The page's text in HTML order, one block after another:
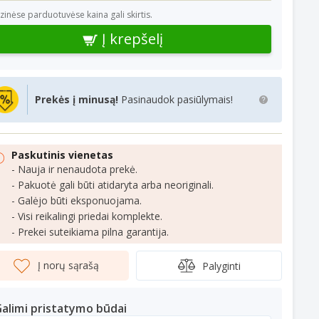
parduotuvėse kaina gali skirtis.
Į krepšelį
Prekės į minusą! Pasinaudok pasiūlymais!
Paskutinis vienetas
- Nauja ir nenaudota prekė.
- Pakuotė gali būti atidaryta arba neoriginali.
- Galėjo būti eksponuojama.
- Visi reikalingi priedai komplekte.
- Prekei suteikiama pilna garantija.
Į norų sąrašą Palyginti
pristatymo būdai